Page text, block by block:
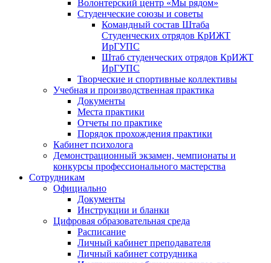
Волонтерский центр «Мы рядом»
Студенческие союзы и советы
Командный состав Штаба
Студенческих отрядов КрИЖТ
ИрГУПС
Штаб студенческих отрядов КрИЖТ
ИрГУПС
Творческие и спортивные коллективы
Учебная и производственная практика
Документы
Места практики
Отчеты по практике
Порядок прохождения практики
Кабинет психолога
Демонстрационный экзамен, чемпионаты и
конкурсы профессионального мастерства
Сотрудникам
Официально
Документы
Инструкции и бланки
Цифровая образовательная среда
Расписание
Личный кабинет преподавателя
Личный кабинет сотрудника